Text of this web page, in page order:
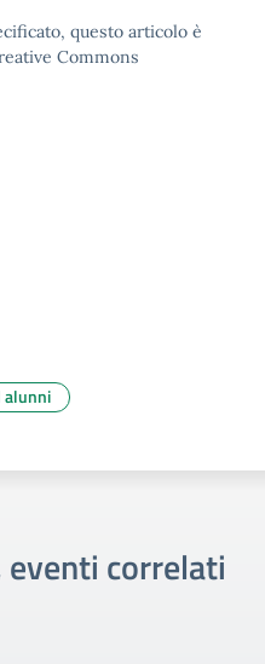
questo articolo è
Commons
alunni
correlati